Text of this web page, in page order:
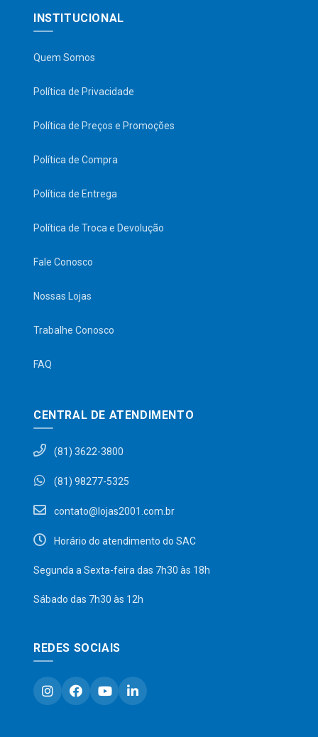
INSTITUCIONAL
Quem Somos
Política de Privacidade
Política de Preços e Promoções
Política de Compra
Política de Entrega
Política de Troca e Devolução
Fale Conosco
Nossas Lojas
Trabalhe Conosco
FAQ
CENTRAL DE ATENDIMENTO
(81) 3622-3800
(81) 98277-5325
contato@lojas2001.com.br
Horário do atendimento do SAC
Segunda a Sexta-feira das 7h30 às 18h
Sábado das 7h30 às 12h
REDES SOCIAIS